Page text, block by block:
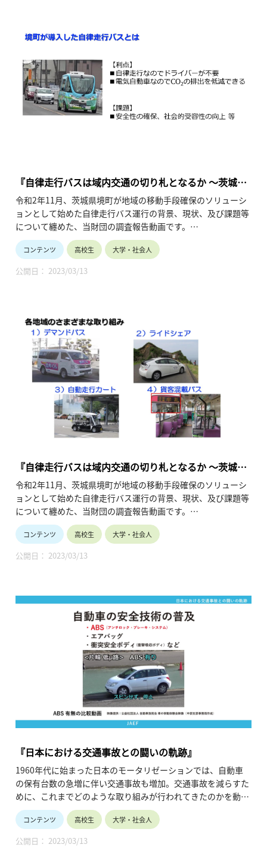
『自律走行バスは域内交通の切り札となるか 〜茨城県
境町で自治体初の運行開始〜【後編】』
令和2年11月、茨城県境町が地域の移動手段確保のソリューシ
ョンとして始めた自律走行バス運行の背景、現状、及び課題等
について纏めた、当財団の調査報告動画です。
「後編」として、境町で自律走行バスの運行を開始した背景や
地域住民の感想・意見、そして域内交通手段としての今後の課
題等をまとめています。（令和3年4月公開、12分26秒）
コンテンツ 高校生 大学・社会人
公開日： 2023/03/13
『自律走行バスは域内交通の切り札となるか 〜茨城県
境町で自治体初の運行開始〜【前編】』
令和2年11月、茨城県境町が地域の移動手段確保のソリューシ
ョンとして始めた自律走行バス運行の背景、現状、及び課題等
について纏めた、当財団の調査報告動画です。
「前編」として、多くの地方自治体が抱える地域内の移動手段
確保の課題背景、そして当財団がこれまで取材した当該課題に
対する各地の取り組み事例を紹介しています。（令和3年4月公
開、5分33秒）
コンテンツ 高校生 大学・社会人
公開日： 2023/03/13
『日本における交通事故との闘いの軌跡』
1960年代に始まった日本のモータリゼーションでは、自動車
の保有台数の急増に伴い交通事故も増加。交通事故を減らすた
めに、これまでどのような取り組みが行われてきたのかを動画
で紐解きます。（令和2年11月公開、9分34秒）
コンテンツ 高校生 大学・社会人
公開日： 2023/03/13